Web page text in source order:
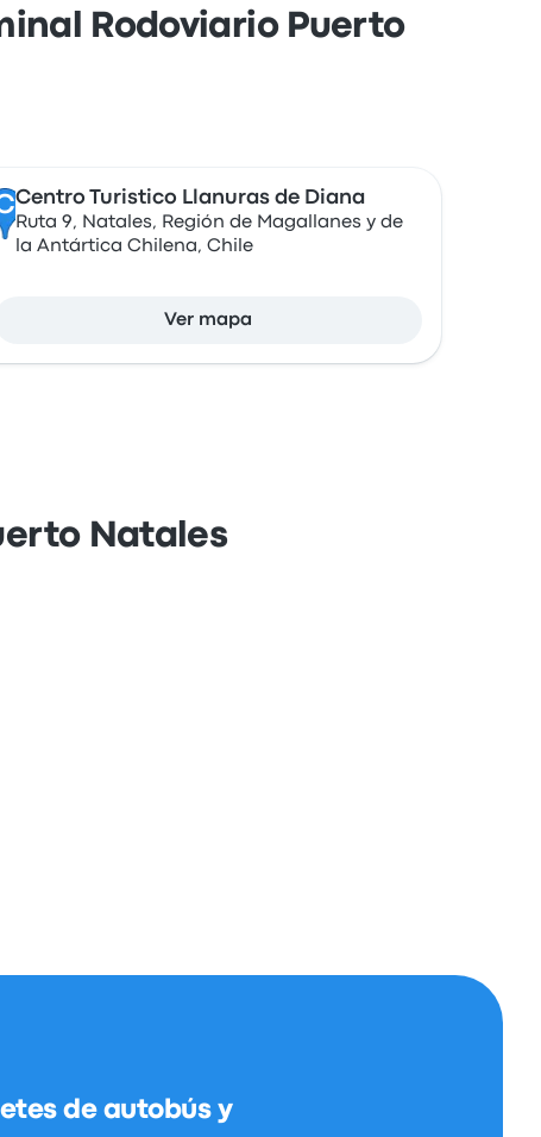
Rodoviario Puerto
Centro Turistico Llanuras de Diana
Ruta 9, Natales, Región de Magallanes y de
la Antártica Chilena, Chile
Ver mapa
Natales
de autobús y